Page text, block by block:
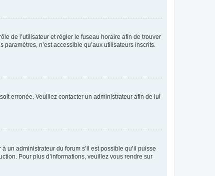
de l’utilisateur et régler le fuseau horaire afin de trouver
n’est accessible qu’aux utilisateurs inscrits.
erronée. Veuillez contacter un administrateur afin de lui
un administrateur du forum s’il est possible qu’il puisse
Pour plus d’informations, veuillez vous rendre sur